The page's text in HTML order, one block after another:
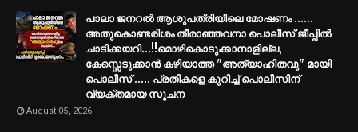
പാലാ ജനറൽ ആശുപത്രിയിലെ മോഷണം ......
അതുകൊണ്ടരിശം തീരാഞ്ഞവനാ പൊലീസ് ജീപ്പില്‍
ചാടിക്കയറി...!!മൊഴികൊടുക്കാനാളില്ല,
കേസ്സെടുക്കാൻ കഴിയാത്ത "അത്യാഹിതവു" മായി
പൊലീസ് ..... പ്രതികളെ കുറിച്ച് പൊലീസിന്
വ്യക്തമായ സൂചന
August 05, 2026